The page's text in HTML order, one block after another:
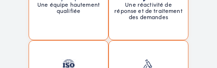
Une équipe hautement
qualifiée
Une réactivité de
réponse et de traitement
des demandes